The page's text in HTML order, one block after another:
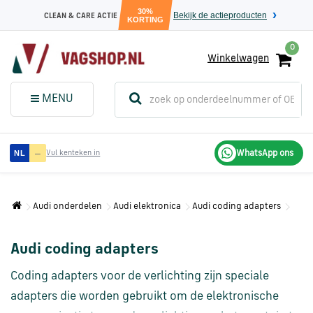
CLEAN & CARE ACTIE
30%
KORTING
Bekijk de actieproducten
0
Winkelwagen
MENU
Menu (Sluit dit
menuvenster)
Audi
onderdelen
Volkswagen
SEAT
onderdelen
NL — Vul kenteken in WhatsApp ons
Audi onderdelen Audi elektronica Audi coding adapters
Audi coding adapters
Coding adapters voor de verlichting zijn speciale
adapters die worden gebruikt om de elektronische